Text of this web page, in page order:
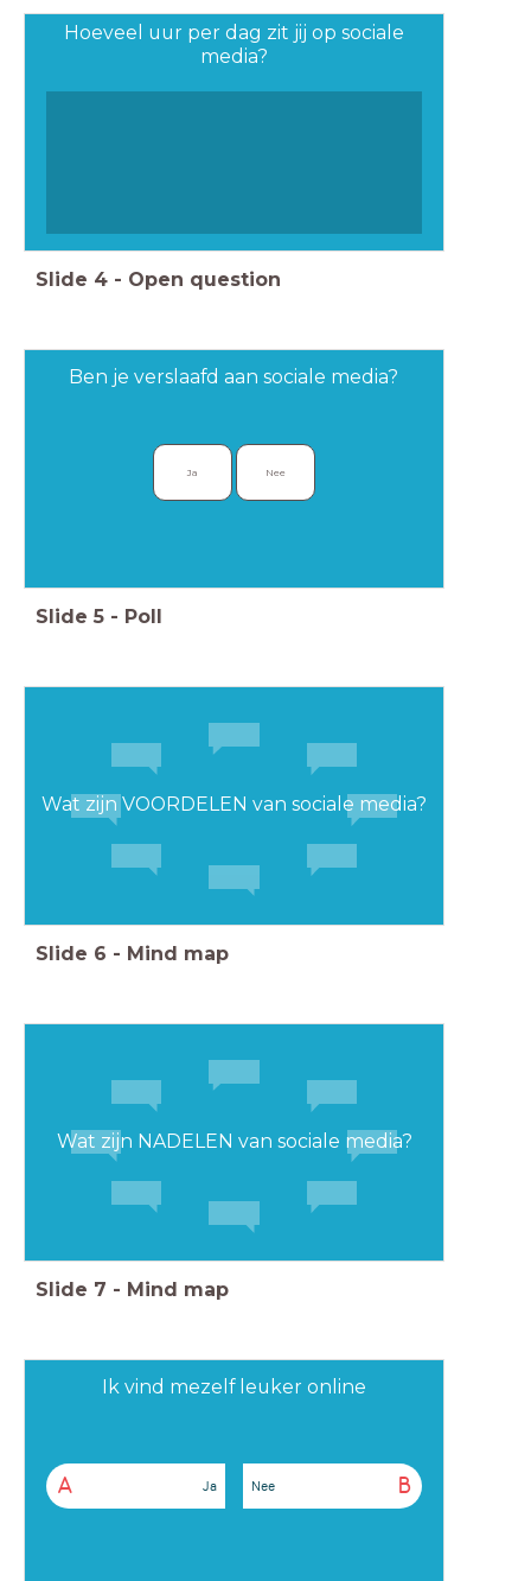
Hoeveel uur per dag zit jij op sociale
media?
Slide 4 - Open question
Ben je verslaafd aan sociale media?
Ja Nee
Slide 5 - Poll
Wat zijn VOORDELEN van sociale media?
Slide 6 - Mind map
Wat zijn NADELEN van sociale media?
Slide 7 - Mind map
Ik vind mezelf leuker online
A Ja B
Nee